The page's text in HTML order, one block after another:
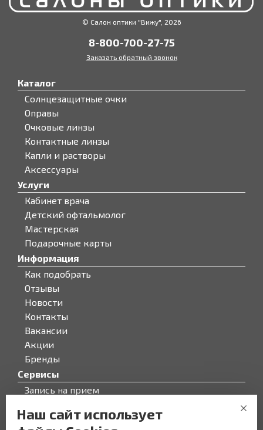
© Салон оптики "Вижу", 2026
8-800-700-27-75
Заказать обратный звонок
Каталог
Солнцезащитные очки
Оправы
Очковые линзы
Контактные линзы
Капли и растворы
Аксессуары
Услуги
Кабинет врача
Детский офтальмолог
Мастерская
Подарочные карты
Информация
Как подобрать
Отзывы
Новости
Контакты
Вакансии
Акции
Бренды
Сервисы
Запись на прием
О компании
Наш сайт использует